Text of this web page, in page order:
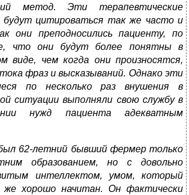
метод. Эти терапевтические
будут цитироваться так же часто и
они преподносились пациенту, по
что они будут более понятны в
виде, чем когда они произносятся,
фраз и высказываний. Однако эти
по несколько раз внушения в
ситуации выполняли свою службу в
нужд пациента адекватным
62-летний бывший фермер только
образованием, но с довольно
интеллектом, умом, который
хорошо начитан. Он фактически